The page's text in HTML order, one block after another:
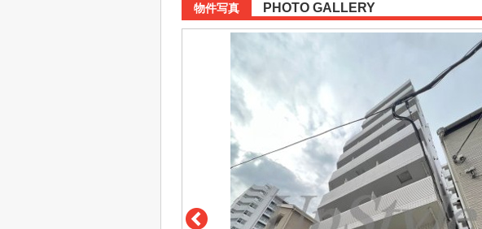
物件写真 PHOTO GALLERY